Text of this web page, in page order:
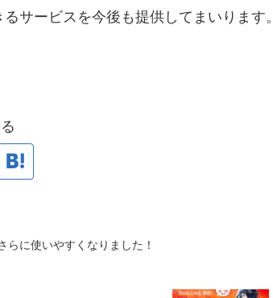
サービスを今後も提供してまいります。
に使いやすくなりました！